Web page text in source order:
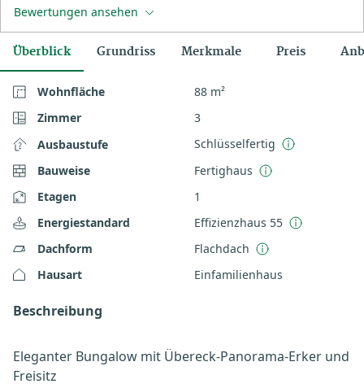
Bewertungen ansehen
Überblick Grundriss Merkmale Preis
Wohnfläche
88 m²
Zimmer
3
Ausbaustufe
Schlüsselfertig
Bauweise
Fertighaus
Etagen
1
Energiestandard
Effizienzhaus 55
Dachform
Flachdach
Hausart
Einfamilienhaus
Beschreibung
Eleganter Bungalow mit Übereck-Panorama-Erker und
Freisitz